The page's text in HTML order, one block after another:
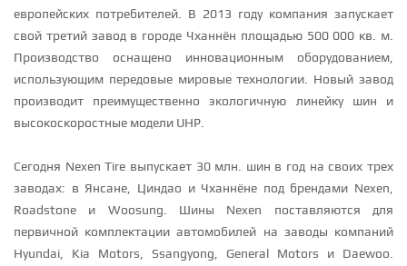
европейских потребителей. В 2013 году компания запускает
свой третий завод в городе Чханнён площадью 500 000 кв. м.
Производство оснащено инновационным оборудованием,
использующим передовые мировые технологии. Новый завод
производит преимущественно экологичную линейку шин и
высокоскоростные модели UHP.
Сегодня Nexen Tire выпускает 30 млн. шин в год на своих трех
заводах: в Янсане, Циндао и Чханнёне под брендами Nexen,
Roadstone и Woosung. Шины Nexen поставляются для
первичной комплектации автомобилей на заводы компаний
Hyundai, Kia Motors, Ssangyong, General Motors и Daewoo.